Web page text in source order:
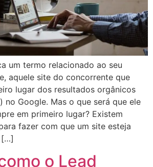
um termo relacionado ao seu
aquele site do concorrente que
lugar dos resultados orgânicos
no Google. Mas o que será que ele
em primeiro lugar? Existem
fazer com que um site esteja
[…]
o Lead